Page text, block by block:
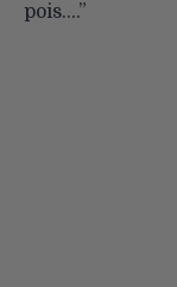
pois….”